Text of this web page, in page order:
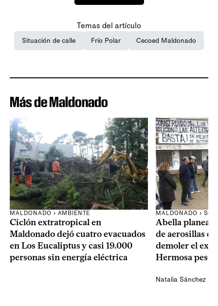
Temas del artículo
Situación de calle Frío Polar Cecoed Maldonado
Más de Maldonado
MALDONADO › AMBIENTE
Ciclón extratropical en
Maldonado dejó cuatro evacuados
en Los Eucaliptus y casi 19.000
personas sin energía eléctrica
MALDONADO ›
Abella planea
de aerosillas
demoler el
Hermosa pese
Natalia Sánchez